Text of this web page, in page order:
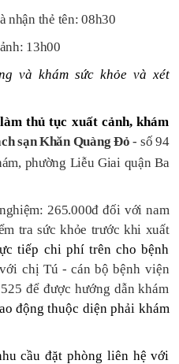
nhận thẻ tên: 08h30
13h00
và khám sức khỏe và xét
thủ tục xuất cảnh, khám
sạn Khăn Quàng Đỏ- số 94
phường Liễu Giai quận Ba
265.000đ đối với nam
tra sức khỏe trước khi xuất
tiếp chi phí trên cho bệnh
chị Tú - cán bộ bệnh viện
để được hướng dẫn khám
động thuộc diện phải khám
cầu đặt phòng liên hệ với